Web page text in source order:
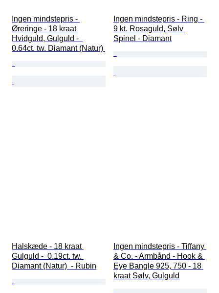
Ingen mindstepris -
Øreringe - 18 kraat
Hvidguld, Gulguld -
0.64ct. tw. Diamant (Natur)
Ingen mindstepris - Ring -
9 kt. Rosaguld, Sølv
Spinel - Diamant
Halskæde - 18 kraat
Gulguld -  0.19ct. tw.
Diamant (Natur)  - Rubin
Ingen mindstepris - Tiffany
& Co. - Armbånd - Hook &
Eye Bangle 925, 750 - 18
kraat Sølv, Gulguld